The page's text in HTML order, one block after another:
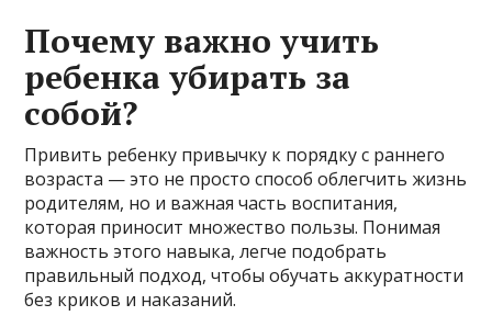
Почему важно учить
ребенка убирать за
собой?
Привить ребенку привычку к порядку с раннего
возраста — это не просто способ облегчить жизнь
родителям, но и важная часть воспитания,
которая приносит множество пользы. Понимая
важность этого навыка, легче подобрать
правильный подход, чтобы обучать аккуратности
без криков и наказаний.